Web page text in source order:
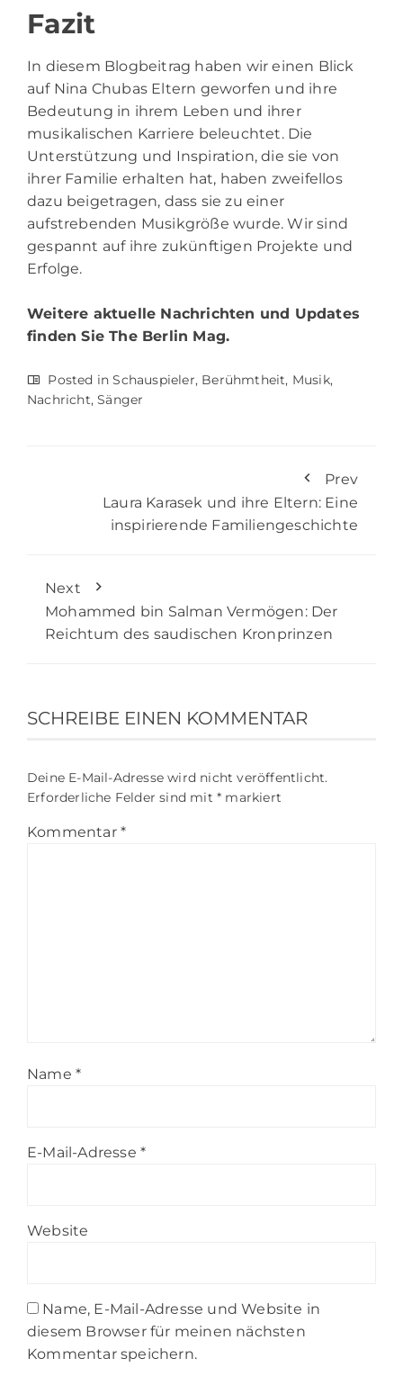
Fazit
In diesem Blogbeitrag haben wir einen Blick
auf Nina Chubas Eltern geworfen und ihre
Bedeutung in ihrem Leben und ihrer
musikalischen Karriere beleuchtet. Die
Unterstützung und Inspiration, die sie von
ihrer Familie erhalten hat, haben zweifellos
dazu beigetragen, dass sie zu einer
aufstrebenden Musikgröße wurde. Wir sind
gespannt auf ihre zukünftigen Projekte und
Erfolge.
Weitere aktuelle Nachrichten und Updates
finden SieThe Berlin Mag.
Posted inSchauspieler, Berühmtheit, Musik,
Nachricht,Sänger
Prev
Laura Karasek und ihre Eltern: Eine
inspirierende Familiengeschichte
Next
Mohammed bin Salman Vermögen: Der
Reichtum des saudischen Kronprinzen
SCHREIBE EINEN KOMMENTAR
Deine E-Mail-Adresse wird nicht veröffentlicht.
Erforderliche Felder sind mit * markiert
Kommentar *
Name *
E-Mail-Adresse *
Website
Name, E-Mail-Adresse und Website in
diesem Browser für meinen nächsten
Kommentar speichern.